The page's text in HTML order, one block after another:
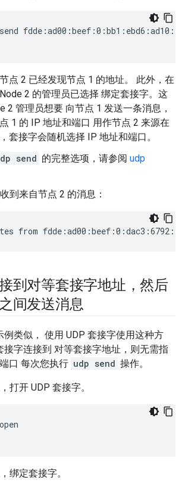
点 2 已经发现节点 1 的地址。 此外，在
2 的管理员已选择 绑定套接字。这
2 管理员想要 向节点 1 发送一条消息，
1 的 IP 地址和端口 用作节点 2 来源在
套接字会随机选择 IP 地址和端口。
send 的完整选项，请参阅 udp
到来自节点 2 的消息：
from
到对等套接字地址，然后
间发送消息
例类似， 使用 UDP 套接字使用这种方
接字连接到 对等套接字地址，则无需指
口 每次您执行 udp send 操作。
打开 UDP 套接字。
绑定套接字。